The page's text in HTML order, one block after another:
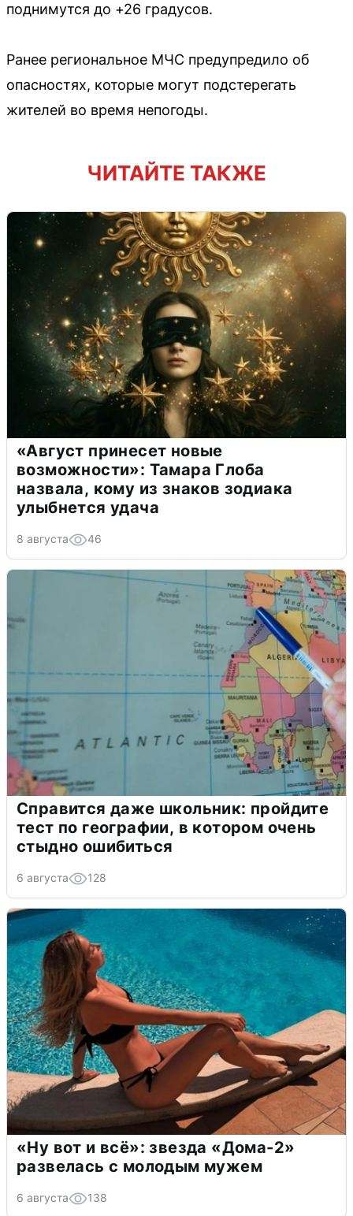
поднимутся до +26 градусов.
Ранее региональное МЧС предупредило об
опасностях, которые могут подстерегать
жителей во время непогоды.
ЧИТАЙТЕ ТАКЖЕ
«Август принесет новые
возможности»: Тамара Глоба
назвала, кому из знаков зодиака
улыбнется удача
8 августа 46
Справится даже школьник: пройдите
тест по географии, в котором очень
стыдно ошибиться
6 августа 128
«Ну вот и всё»: звезда «Дома-2»
развелась с молодым мужем
6 августа 138